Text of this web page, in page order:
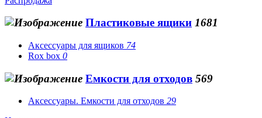
Пластиковые ящики 1681
Аксессуары для ящиков 74
Rox box 0
Емкости для отходов 569
Аксессуары. Емкости для отходов 29